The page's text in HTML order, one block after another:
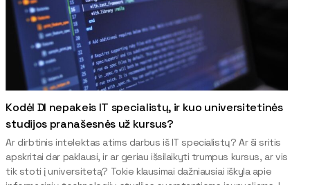
Kodėl DI nepakeis IT specialistų, ir kuo universitetinės
studijos pranašesnės už kursus?
Ar dirbtinis intelektas atims darbus iš IT specialistų? Ar ši sritis
apskritai dar paklausi, ir ar geriau išsilaikyti trumpus kursus, ar vis
tik stoti į universitetą? Tokie klausimai dažniausiai iškyla apie